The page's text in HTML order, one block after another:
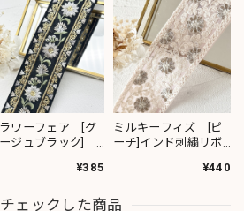
ワーフェア [グ
ージュブラック]
¥385
ミルキーフィズ [ピ
ーチ]インド刺繍リボ
¥440
ェックした商品